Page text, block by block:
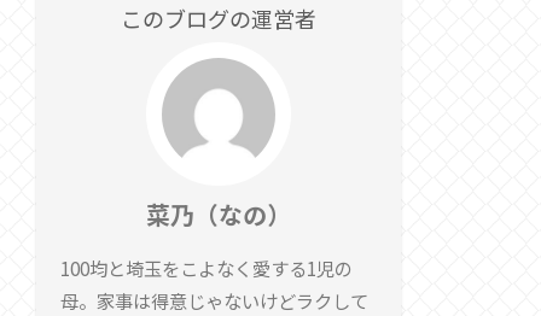
このブログの運営者
菜乃（なの）
100均と埼玉をこよなく愛する1児の
母。家事は得意じゃないけどラクして